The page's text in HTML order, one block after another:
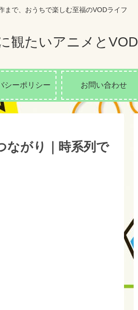
まで、おうちで楽しむ至福のVODライフ
観たいアニメとVOD
シーポリシー お問い合わせ
ながり｜時系列で